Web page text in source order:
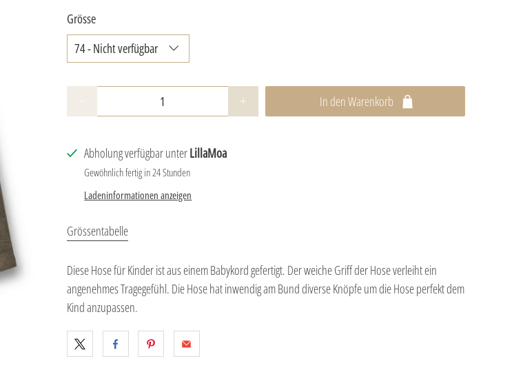
Grösse
In den Warenkorb
Abholung verfügbar unterLillaMoa
Gewöhnlich fertig in 24 Stunden
Ladeninformationen anzeigen
Grössentabelle
Diese Hose für Kinder ist aus einem Babykord gefertigt. Der weiche Griff der Hose verleiht ein
angenehmes Tragegefühl. Die Hose hat inwendig am Bund diverse Knöpfe um die Hose perfekt dem
Kind anzupassen.